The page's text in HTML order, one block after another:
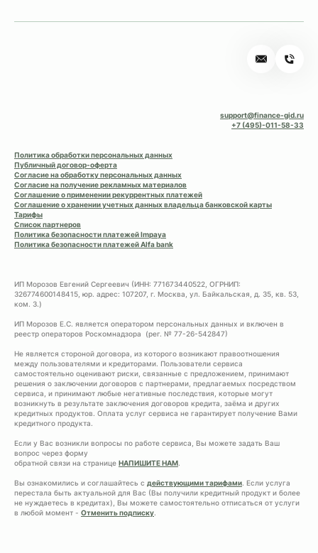
support@finance-gid.ru
+7 (495)-011-58-33
Политика обработки персональных данных
Публичный договор-оферта
Согласие на обработку персональных данных
Согласие на получение рекламных материалов
Соглашение о применении рекуррентных платежей
Соглашение о хранении учетных данных владельца банковской карты
Тарифы
Список партнеров
Политика безопасности платежей Impaya
Политика безопасности платежей Alfa bank
ИП Морозов Евгений Сергеевич (ИНН: 771673440522, ОГРНИП:
326774600148415, юр. адрес: 107207, г. Москва, ул. Байкальская, д. 35, кв. 53,
ком. 3.)
ИП Морозов Е.С. является оператором персональных данных и включен в
реестр операторов Роскомнадзора (рег. № 77-26-542847)
Не является стороной договора, из которого возникают правоотношения
между пользователями и кредиторами. Пользователи сервиса
самостоятельно оценивают риски, связанные с предложением, принимают
решения о заключении договоров с партнерами, предлагаемых посредством
сервиса, и принимают любые негативные последствия, которые могут
возникнуть в результате заключения договоров кредита, заёма и других
кредитных продуктов. Оплата услуг сервиса не гарантирует получение Вами
кредитного продукта.
Если у Вас возникли вопросы по работе сервиса, Вы можете задать Ваш
вопрос через форму
обратной связи на странице НАПИШИТЕ НАМ.
Вы ознакомились и соглашайтесь с действующими тарифами. Если услуга
перестала быть актуальной для Вас (Вы получили кредитный продукт и более
не нуждаетесь в кредитах), Вы можете самостоятельно отписаться от услуги
в любой момент - Отменить подписку.